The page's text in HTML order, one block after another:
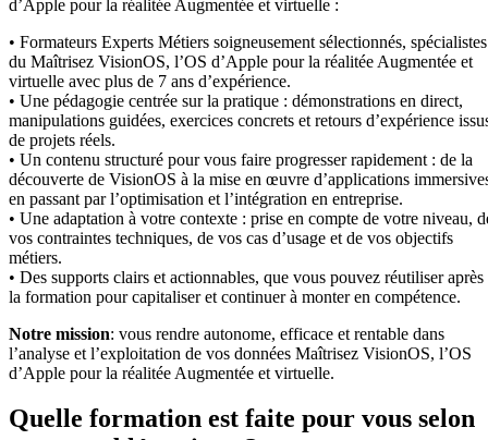
d’Apple pour la réalitée Augmentée et virtuelle :
• Formateurs Experts Métiers soigneusement sélectionnés, spécialistes
du Maîtrisez VisionOS, l’OS d’Apple pour la réalitée Augmentée et
virtuelle avec plus de 7 ans d’expérience.
• Une pédagogie centrée sur la pratique : démonstrations en direct,
manipulations guidées, exercices concrets et retours d’expérience
de projets réels.
• Un contenu structuré pour vous faire progresser rapidement : de la
découverte de VisionOS à la mise en œuvre d’applications
en passant par l’optimisation et l’intégration en entreprise.
• Une adaptation à votre contexte : prise en compte de votre niveau,
vos contraintes techniques, de vos cas d’usage et de vos objectifs
métiers.
• Des supports clairs et actionnables, que vous pouvez réutiliser après
la formation pour capitaliser et continuer à monter en compétence.
Notre mission: vous rendre autonome, efficace et rentable dans
l’analyse et l’exploitation de vos données Maîtrisez VisionOS, l’OS
d’Apple pour la réalitée Augmentée et virtuelle.
Quelle formation est faite pour vous selon